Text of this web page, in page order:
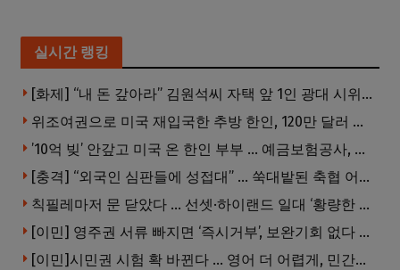
실시간 랭킹
[화제] “내 돈 갚아라” 김원석씨 자택 앞 1인 광대 시위 … 한인 투자사, “108만 달러 못받아”
위조여권으로 미국 재입국한 추방 한인, 120만 달러 은행 사기 행각
’10억 빚’ 안갚고 미국 온 한인 부부 … 예금보험공사, 미국서 소송
[충격] “외국인 심판들에 성접대” … 쑥대밭된 축협 어디까지 추락하나
칙필레마저 문 닫았다 … 선셋·하이랜드 일대 ‘황량한 거리’로
[이민] 영주권 서류 빠지면 ‘즉시거부’, 보완기회 없다 … 이민심사 8월부터 확 바뀐다
[이민]시민권 시험 확 바뀐다 … 영어 더 어렵게, 민간시험 도입 추진